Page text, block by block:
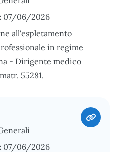
07/06/2026
all'espletamento
in regime
- Dirigente medico
55281.
07/06/2026